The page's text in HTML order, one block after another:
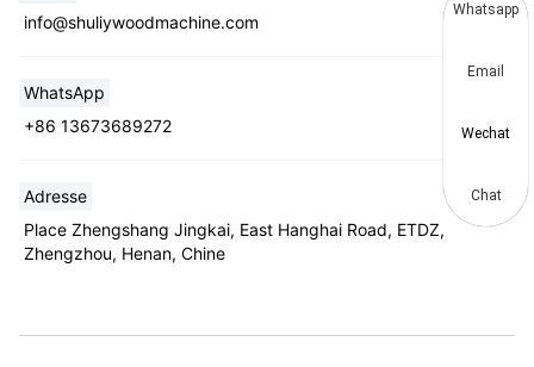
info@shuliywoodmachine.com
WhatsApp
+86 13673689272
Adresse
Place Zhengshang Jingkai, East Hanghai Road, ETDZ,
Zhengzhou, Henan, Chine
Whatsapp
Email
Wechat
Chat